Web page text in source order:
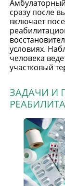
сразу после
включает
условиях.
человека
участковый
ЗАДАЧИ И